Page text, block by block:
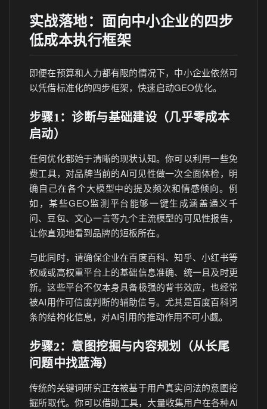
实战落地：面向中小企业的四步
低成本执行框架
即便在预算和人力都有限的情况下，中小企业依然可
以凭借标准化的四步框架，快速启动GEO优化。
步骤1：诊断与基础建设（几乎零成本
启动）
任何优化都始于清晰的现状认知。你可以利用一些免
费工具，对品牌当前的AI可见性做一次全面体检，明
确自己在各个大模型中的提及频次和情感倾向。例
如，某些GEO监测平台能够一键生成涵盖通义千
问、豆包、文心一言等九个主流模型的可见性报告，
让你直观地看到品牌的短板所在。
与此同时，请确保企业在百度百科、知乎、小红书等
权威或高权重平台上的基础信息准确、统一且及时更
新。这些平台不仅本身具备极强的背书效应，也经常
被AI用作可信度判断的辅助信号。尤其是百度百科词
条的结构化信息，对AI引用的推动作用不可小觑。
步骤2：意图挖掘与内容规划（从长尾
问题中找蓝海）
传统的关键词研究正在被基于用户真实问法的意图挖
掘所取代。你可以借助工具，大量收集用户在各种AI